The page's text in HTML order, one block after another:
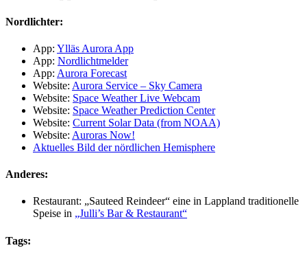
Nordlichter:
App: Ylläs Aurora App
App: Nordlichtmelder
App: Aurora Forecast
Website: Aurora Service – Sky Camera
Website: Space Weather Live Webcam
Website: Space Weather Prediction Center
Website: Current Solar Data (from NOAA)
Website: Auroras Now!
Aktuelles Bild der nördlichen Hemisphere
Anderes:
Restaurant: „Sauteed Reindeer“ eine in Lappland traditionelle
Speise in „Julli’s Bar & Restaurant“
Tags: